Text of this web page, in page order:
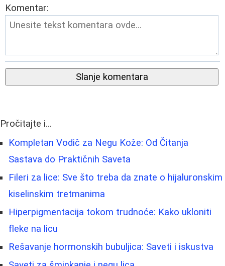
Komentar:
Slanje komentara
Pročitajte i...
Kompletan Vodič za Negu Kože: Od Čitanja
Sastava do Praktičnih Saveta
Fileri za lice: Sve što treba da znate o hijaluronskim
kiselinskim tretmanima
Hiperpigmentacija tokom trudnoće: Kako ukloniti
fleke na licu
Rešavanje hormonskih bubuljica: Saveti i iskustva